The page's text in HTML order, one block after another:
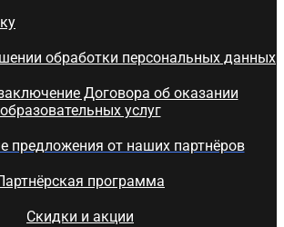
обработки персональных данных
Договора об оказании
образовательных услуг
предложения от наших партнёров
программа
Скидки и акции